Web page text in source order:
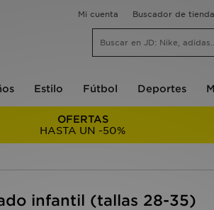
Mi cuenta Buscador de
Estilo Fútbol Deportes
OFERTAS
HASTA UN -50%
infantil (tallas 28-35)